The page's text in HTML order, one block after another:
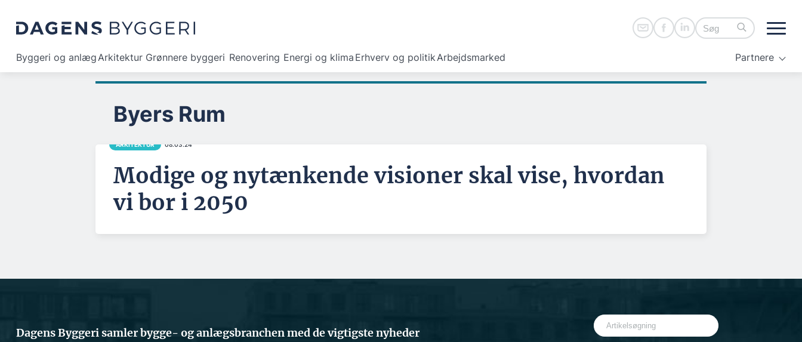
Byggeri og anlægArkitektur Grønnere byggeri Renovering Energi og klima Erhverv og politikArbejdsmarked Partnere
Byers Rum
ARKITEKTUR 08.03.24
Modige og nytænkende visioner skal vise, hvordan
vi bor i 2050
Dagens Byggeri samler bygge- og anlægsbranchen med de vigtigste nyheder
S
e